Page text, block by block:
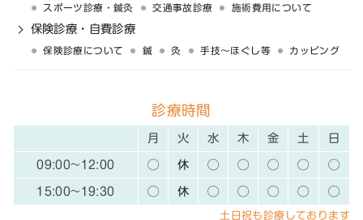
スポーツ診療・鍼灸 交通事故診療 施術費用について
保険診療・自費診療
保険診療について 鍼 灸 手技〜ほぐし等 カッピング
診療時間
月 火 水 木 金 土 日
09:00~12:00 ◯ 休 ◯ ◯ ◯ ◯ ◯
15:00~19:30 ◯ 休 ◯ ◯ ◯ ◯ ◯
土日祝も診療しております